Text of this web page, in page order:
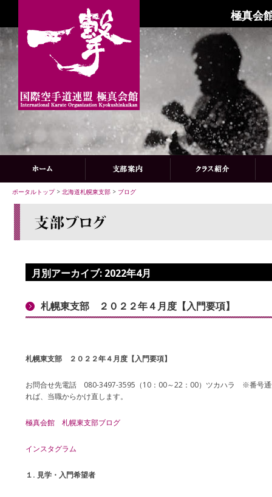
極真会
ポータルトップ> 北海道札幌東支部 > ブログ
月別アーカイブ: 2022年4月
札幌東支部 ２０２２年４月度【入門要項】
札幌東支部 ２０２２年４月度【入門要項】
お問合せ先電話 080-3497-3595（10：00～22：00）ツカハラ ※番号通
れば、当職からかけ直します。
極真会館 札幌東支部ブログ
インスタグラム
１. 見学・入門希望者